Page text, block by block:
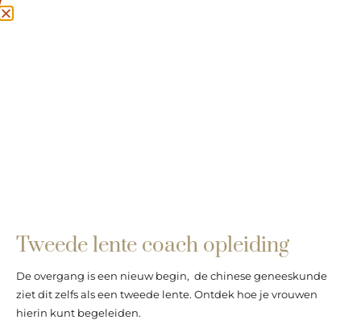
Locaties
Wilhelminalaan 2a
Tweede lente coach opleiding
De overgang is een nieuw begin, de chinese geneeskunde
ziet dit zelfs als een tweede lente. Ontdek hoe je vrouwen
hierin kunt begeleiden.